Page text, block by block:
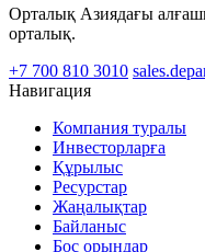
Орталық Азиядағы
орталық.
+7 700 810 3010
Навигация
Компания туралы
Инвесторларға
Құрылыс
Ресурстар
Жаңалықтар
Байланыс
Бос орындар